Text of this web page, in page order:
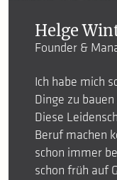
Helge
Founder &
Ich habe mich
Dinge zu
Diese
Beruf machen
schon immer
schon früh auf